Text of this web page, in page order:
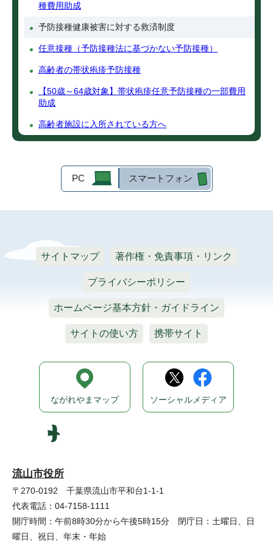
種費用助成
予防接種健康被害に対する救済制度
任意接種（予防接種法に基づかない予防接種）
高齢者の帯状疱疹予防接種
【50歳～64歳対象】帯状疱疹任意予防接種の一部費用
助成
高齢者施設に入所されている方へ
PC スマートフォン
サイトマップ 著作権・免責事項・リンク
プライバシーポリシー
ホームページ基本方針・ガイドライン
サイトの使い方 携帯サイト
流山市役所
〒270-0192 千葉県流山市平和台1-1-1
代表電話：04-7158-1111
開庁時間：午前8時30分から午後5時15分 閉庁日：土曜日、日
曜日、祝日、年末・年始
ながれやまマップ ソーシャルメディア